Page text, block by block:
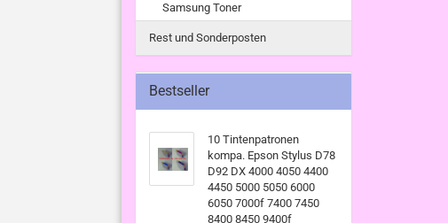
Samsung Toner
Rest und Sonderposten
Bestseller
10 Tintenpatronen
kompa. Epson Stylus D78
D92 DX 4000 4050 4400
4450 5000 5050 6000
6050 7000f 7400 7450
8400 8450 9400f